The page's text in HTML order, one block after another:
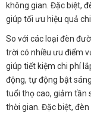
không gian. Đặc biệt,
giúp tối ưu hiệu quả
So với các loại đèn
trời có nhiều ưu điểm
giúp tiết kiệm chi phí
động, tự động bật
tuổi thọ cao, giảm tần
thời gian. Đặc biệt,